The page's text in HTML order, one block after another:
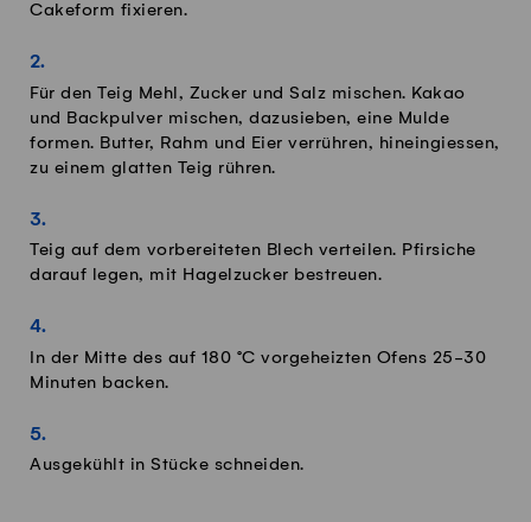
Cakeform fixieren.
Für den Teig Mehl, Zucker und Salz mischen. Kakao
und Backpulver mischen, dazusieben, eine Mulde
formen. Butter, Rahm und Eier verrühren, hineingiessen,
zu einem glatten Teig rühren.
Teig auf dem vorbereiteten Blech verteilen. Pfirsiche
darauf legen, mit Hagelzucker bestreuen.
In der Mitte des auf 180 °C vorgeheizten Ofens 25-30
Minuten backen.
Ausgekühlt in Stücke schneiden.